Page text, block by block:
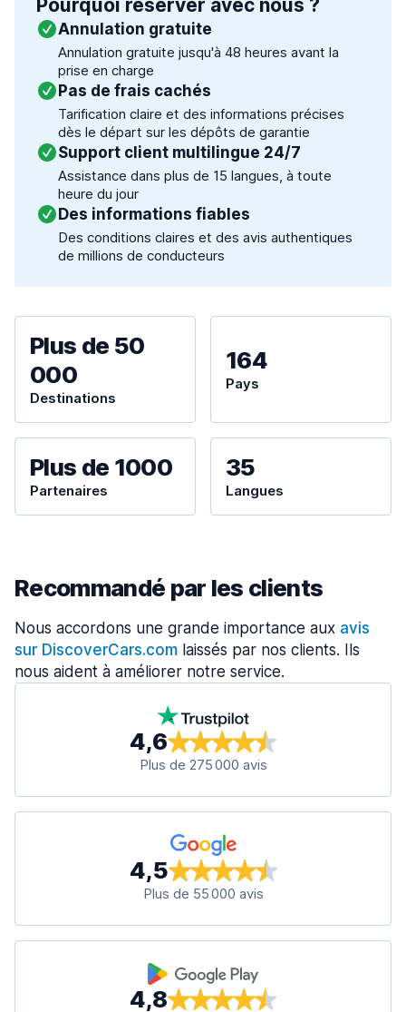
Pourquoi réserver avec nous ?
Annulation gratuite
Annulation gratuite jusqu'à 48 heures avant la
prise en charge
Pas de frais cachés
Tarification claire et des informations précises
dès le départ sur les dépôts de garantie
Support client multilingue 24/7
Assistance dans plus de 15 langues, à toute
heure du jour
Des informations fiables
Des conditions claires et des avis authentiques
de millions de conducteurs
Plus de 50
000
Destinations
164
Pays
Plus de 1000
Partenaires
35
Langues
Recommandé par les clients
Nous accordons une grande importance aux avis
sur DiscoverCars.com laissés par nos clients. Ils
nous aident à améliorer notre service.
4,6
Plus de 275 000 avis
4,5
Plus de 55 000 avis
4,8